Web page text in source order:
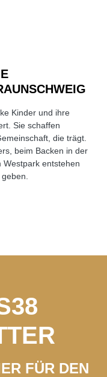
Kinder und ihre
Sie schaffen
die trägt.
beim Backen in der
Westpark entstehen
FÜR DEN